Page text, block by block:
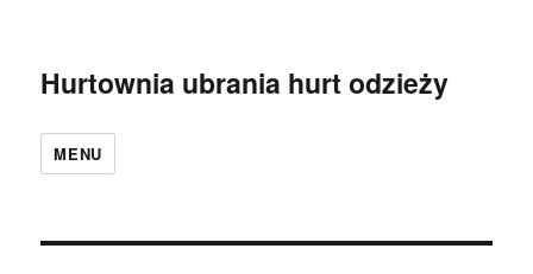
Hurtownia ubrania hurt odzieży
MENU